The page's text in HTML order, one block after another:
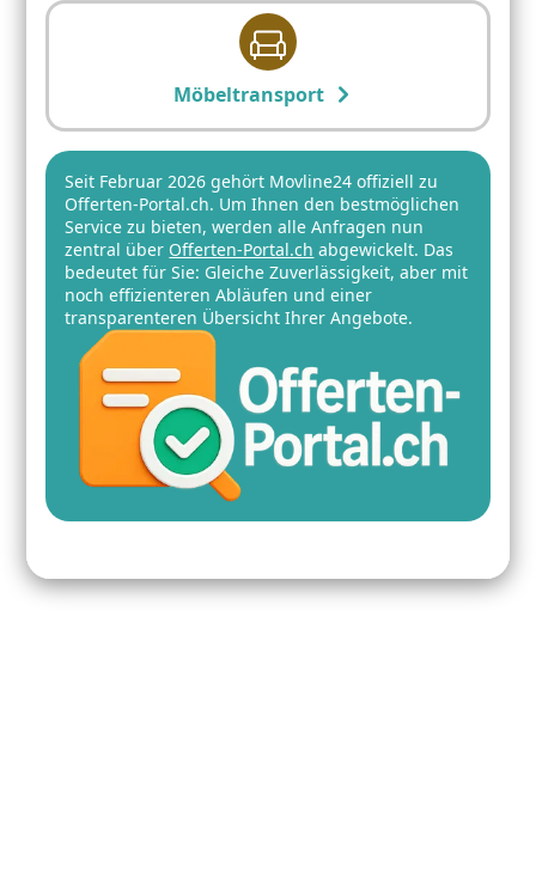
Möbeltransport
Seit Februar 2026 gehört Movline24 offiziell zu
Offerten-Portal.ch. Um Ihnen den bestmöglichen
Service zu bieten, werden alle Anfragen nun
zentral über Offerten-Portal.ch abgewickelt. Das
bedeutet für Sie: Gleiche Zuverlässigkeit, aber mit
noch effizienteren Abläufen und einer
transparenteren Übersicht Ihrer Angebote.